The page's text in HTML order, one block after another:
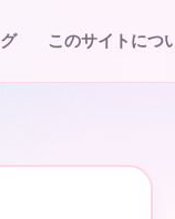
このサイトにつ